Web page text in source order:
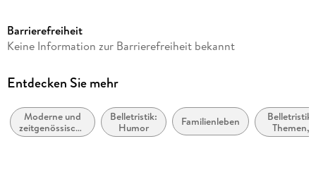
Seitenanzahl
Dateigröße
Laufzeit
258 Minuten
Barrierefreiheit
Keine Information zur Barrierefreiheit bekannt
Entdecken Sie mehr
Moderne und
zeitgenössische
Liebesromane
Belletristik:
Humor
Familienleben
Belletristik:
Themen,
Stoffe,